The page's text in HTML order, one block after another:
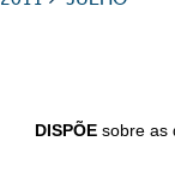
DISPÕEsobre as